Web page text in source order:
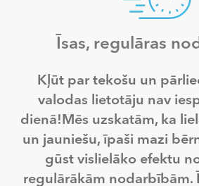
Īsas, regulāras
Kļūt par tekošu un
valodas lietotāju nav
dienā!Mēs uzskatām, ka
un jauniešu, īpaši mazi
gūst vislielāko efektu
regulārākām nodarbībām.